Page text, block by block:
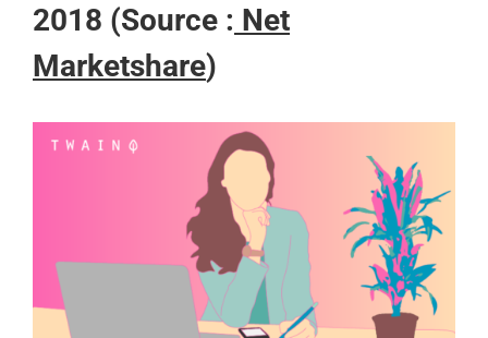
2018 (Source : Net
Marketshare)